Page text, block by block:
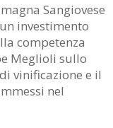
Sangiovese
investimento
competenza
Meglioli sullo
vinificazione e il
nel